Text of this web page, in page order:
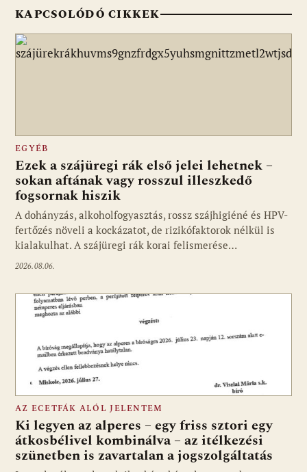
KAPCSOLÓDÓ CIKKEK
EGYÉB
Ezek a szájüregi rák első jelei lehetnek –
sokan aftának vagy rosszul illeszkedő
fogsornak hiszik
A dohányzás, alkoholfogyasztás, rossz szájhigiéné és HPV-
fertőzés növeli a kockázatot, de rizikófaktorok nélkül is
kialakulhat. A szájüregi rák korai felismerése…
2026.08.06.
AZ ECETFÁK ALÓL JELENTEM
Ki legyen az alperes – egy friss sztori egy
átkosbélivel kombinálva – az itélkezési
szünetben is zavartalan a jogszolgáltatás